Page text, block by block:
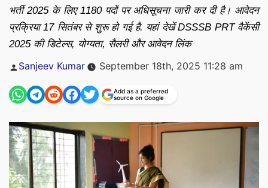
भर्ती 2025 के लिए 1180 पदों पर अधिसूचना जारी कर दी है। आवेदन
प्रक्रिया 17 सितंबर से शुरू हो गई है. यहां देखें DSSSB PRT वैकेंसी
2025 की डिटेल्स, योग्यता, सैलरी और आवेदन लिंक
Posted
Sanjeev Kumar September 18th, 2025 11:28 am
Add as a preferred
source on Google